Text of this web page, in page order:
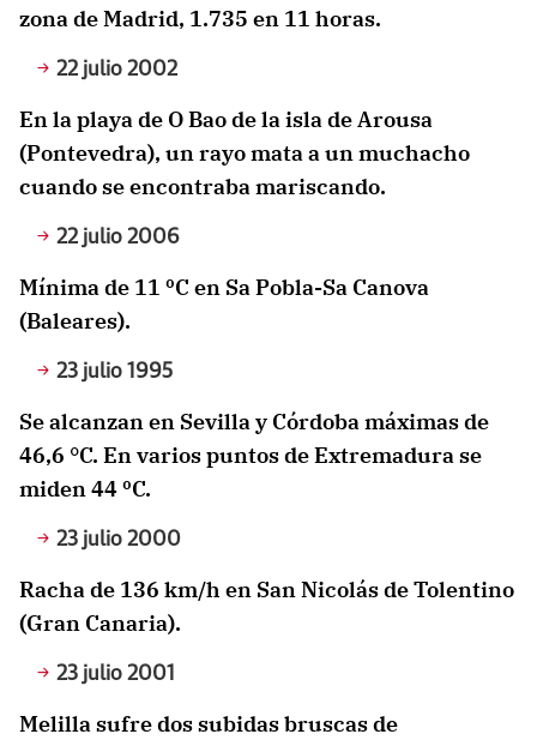
zona de Madrid, 1.735 en 11 horas.
22 julio 2002
En la playa de O Bao de la isla de Arousa
(Pontevedra), un rayo mata a un muchacho
cuando se encontraba mariscando.
22 julio 2006
Mínima de 11 ºC en Sa Pobla-Sa Canova
(Baleares).
23 julio 1995
Se alcanzan en Sevilla y Córdoba máximas de
46,6 °C. En varios puntos de Extremadura se
miden 44 ºC.
23 julio 2000
Racha de 136 km/h en San Nicolás de Tolentino
(Gran Canaria).
23 julio 2001
Melilla sufre dos subidas bruscas de